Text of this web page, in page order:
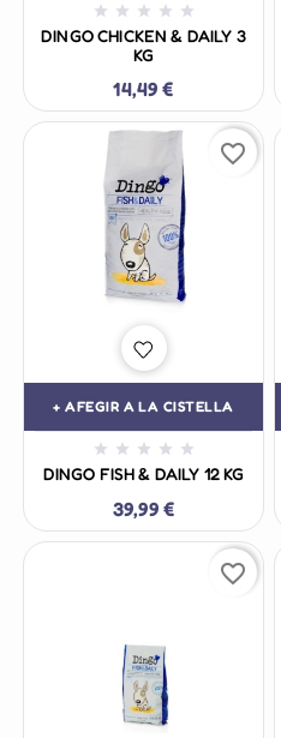
    
DINGO CHICKEN & DAILY 3
KG
14,49 €
+ AFEGIR A LA CISTELLA
    
DINGO FISH & DAILY 12 KG
39,99 €
favorite_border
favorite_border